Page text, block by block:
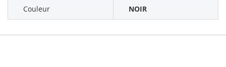
Couleur NOIR